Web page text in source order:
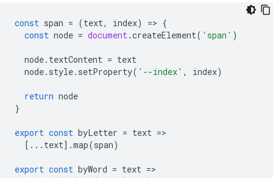
const span = (text, index) => {
const node = document.createElement( 'span' )
node. textContent = text
node. style. setProperty( '--index' , index)
return node
}
export const byLetter = text =
[... text].map(span)
export const byWord = text =